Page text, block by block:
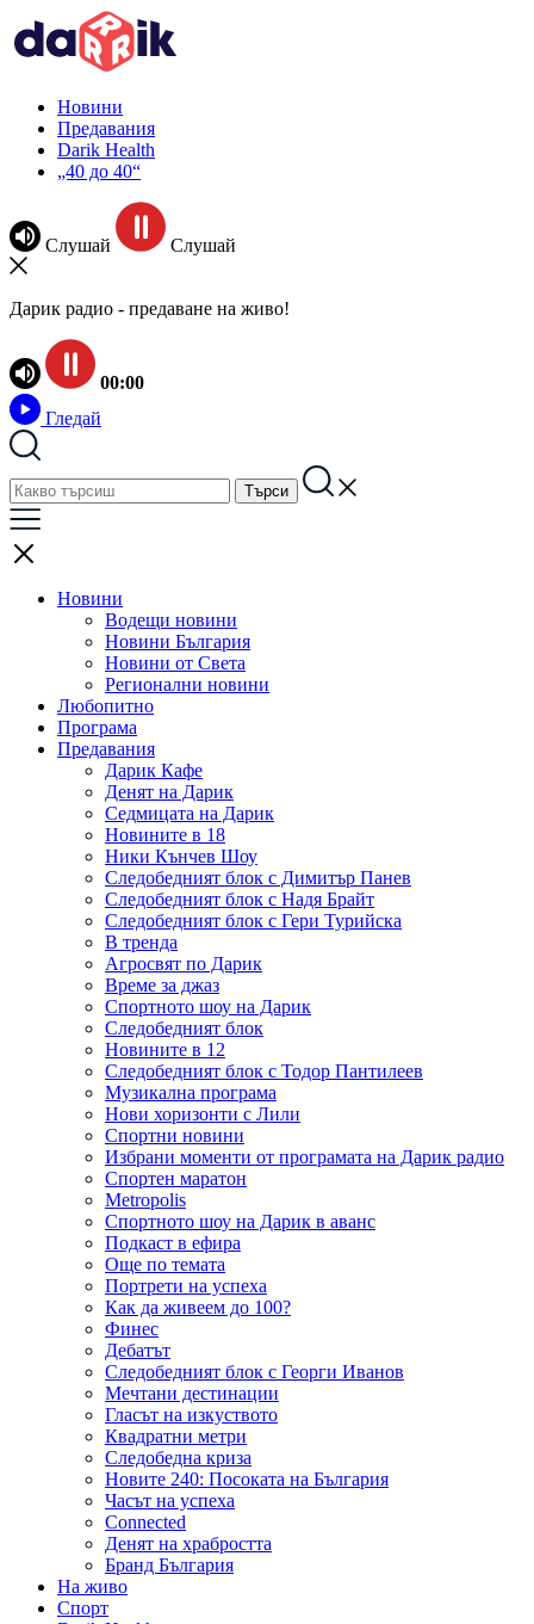
Новини
Предавания
Darik Health
„40 до 40“
Слушай Слушай
Дарик радио - предаване на живо!
00:00
Гледай
Новини
Водещи новини
Новини България
Новини от Света
Регионални новини
Любопитно
Програма
Предавания
Дарик Кафе
Денят на Дарик
Седмицата на Дарик
Новините в 18
Ники Кънчев Шоу
Следобедният блок с Димитър Панев
Следобедният блок с Надя Брайт
Следобедният блок с Гери Турийска
В тренда
Агросвят по Дарик
Време за джаз
Спортното шоу на Дарик
Следобедният блок
Новините в 12
Следобедният блок с Тодор Пантилеев
Музикална програма
Нови хоризонти с Лили
Спортни новини
Избрани моменти от програмата на Дарик радио
Спортен маратон
Metropolis
Спортното шоу на Дарик в аванс
Подкаст в ефира
Още по темата
Портрети на успеха
Как да живеем до 100?
Финес
Дебатът
Следобедният блок с Георги Иванов
Мечтани дестинации
Гласът на изкуството
Квадратни метри
Следобедна криза
Новите 240: Посоката на България
Часът на успеха
Connected
Денят на храбростта
Бранд България
На живо
Спорт